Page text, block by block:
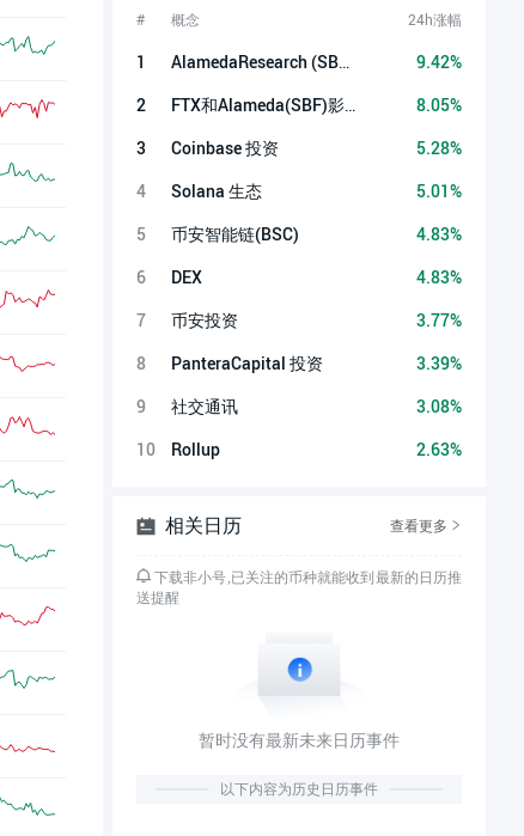
# 概念 24h涨幅
1 AlamedaResearch (SBF)投资
9.42%
2
FTX和Alameda(SBF)影响币种
8.05%
3
Coinbase 投资
5.28%
4
Solana 生态
5.01%
5
币安智能链(BSC)
4.83%
6
DEX
4.83%
7
币安投资
3.77%
8
PanteraCapital 投资
3.39%
9
社交通讯
3.08%
10
Rollup 2.63%
相关日历 查看更多
下载非小号,已关注的币种就能收到最新的日历推
送提醒
暂时没有最新未来日历事件
以下内容为历史日历事件